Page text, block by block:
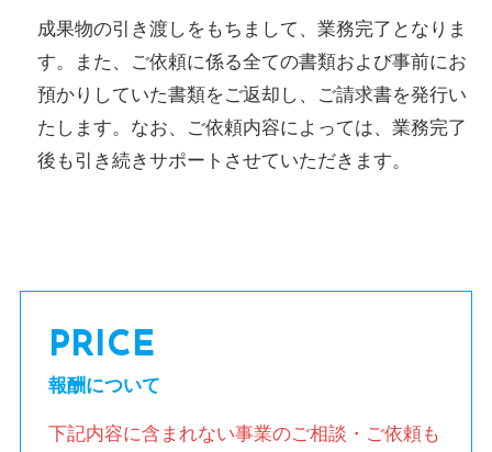
成果物の引き渡しをもちまして、業務完了となりま
す。また、ご依頼に係る全ての書類および事前にお
預かりしていた書類をご返却し、ご請求書を発行い
たします。なお、ご依頼内容によっては、業務完了
後も引き続きサポートさせていただきます。
PRICE
報酬について
下記内容に含まれない事業のご相談・ご依頼も